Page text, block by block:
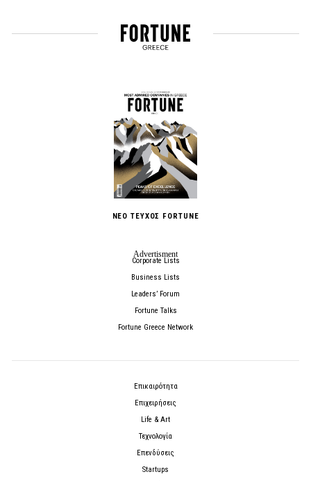
ΝΕΟ ΤΕΥΧΟΣ FORTUNE
Corporate Lists
Business Lists
Leaders’ Forum
Fortune Talks
Fortune Greece Network
Επικαιρότητα
Επιχειρήσεις
Life & Art
Τεχνολογία
Επενδύσεις
Startups